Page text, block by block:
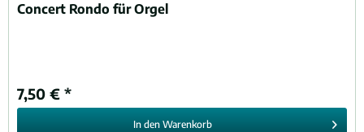
Concert Rondo für Orgel
7,50 € *
In den Warenkorb